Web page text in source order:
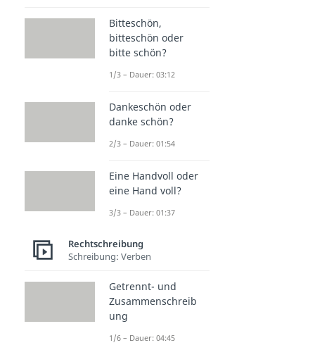
Bitteschön,
bitteschön oder
bitte schön?
1/3 – Dauer: 03:12
Dankeschön oder
danke schön?
2/3 – Dauer: 01:54
Eine Handvoll oder
eine Hand voll?
3/3 – Dauer: 01:37
Rechtschreibung
Schreibung: Verben
Getrennt- und
Zusammenschreib
ung
1/6 – Dauer: 04:45